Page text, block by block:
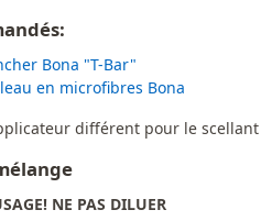
Bona "T-Bar"
en microfibres Bona
différent pour le
NE PAS DILUER